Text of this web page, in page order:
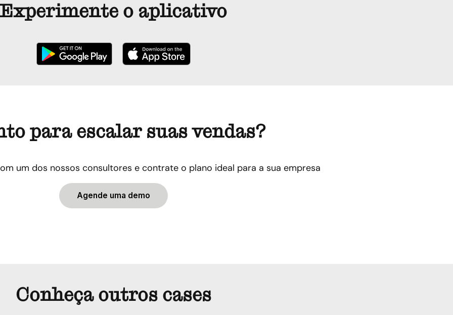
Experimente o aplicativo
para escalar suas vendas?
um dos nossos consultores e contrate o plano ideal para a sua empresa
Agende uma demo
Conheça outros cases